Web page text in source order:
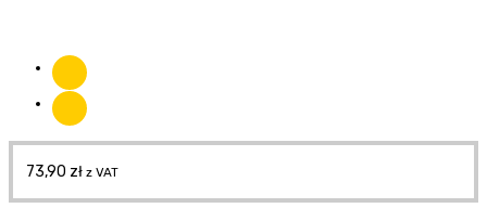
73,90 zł z VAT